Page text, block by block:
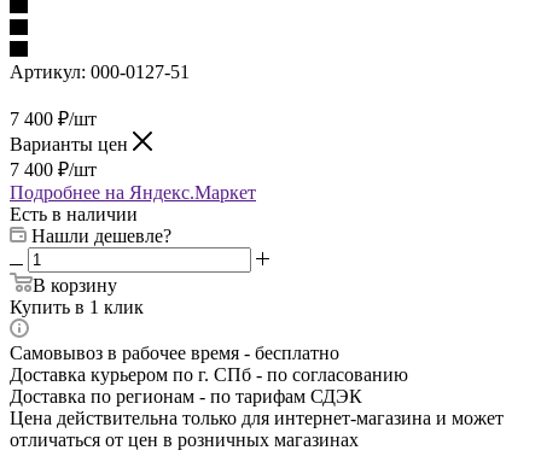
Артикул: 000-0127-51
7 400 ₽/шт
Варианты цен
7 400 ₽/шт
Подробнее на Яндекс.Маркет
Есть в наличии
Нашли дешевле?
В корзину
Купить в 1 клик
Самовывоз в рабочее время - бесплатно
Доставка курьером по г. СПб - по согласованию
Доставка по регионам - по тарифам СДЭК
Цена действительна только для интернет-магазина и может
отличаться от цен в розничных магазинах